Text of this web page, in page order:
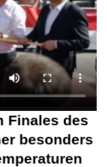
Finales des
besonders